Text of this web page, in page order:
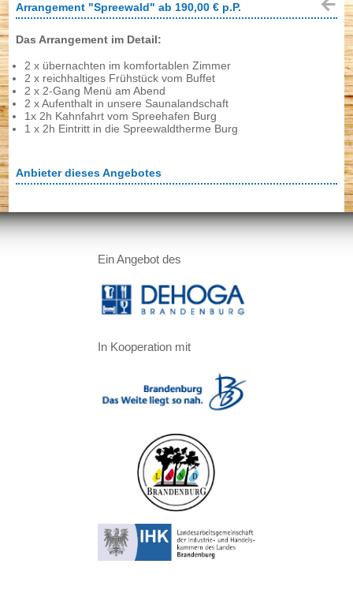
Angebote
Feste
Brandenburger Gastlichkeit
Die Brandenburger Gastlichkeit
Ihr Onlineportrait auf Brandenburger
QR Codes für die Gastlichkeit
Arrangement "Spreewald" ab 190,00 € p.P.
Das Arrangement im Detail:
2 x übernachten im komfortablen Zimmer
2 x reichhaltiges Frühstück vom Buffet
2 x 2-Gang Menü am Abend
2 x Aufenthalt in unsere Saunalandschaft
1x 2h Kahnfahrt vom Spreehafen Burg
1 x 2h Eintritt in die Spreewaldtherme Burg
Anbieter dieses Angebotes
Ein Angebot des
In Kooperation mit